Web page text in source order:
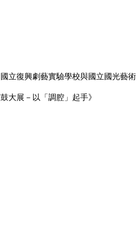
立復興劇藝實驗學校與國立國光藝術
大展－以「調腔」起手》